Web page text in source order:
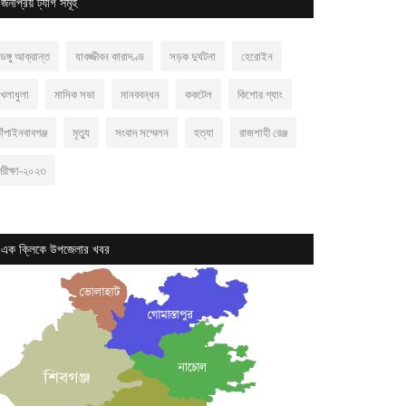
আক্রান্ত যাবজ্জীবন কারাদণ্ড সড়ক দুর্ঘটনা হেরোইন
মাসিক সভা মানববন্ধন ককটেল কিশোর গ্যাং
মৃত্যু সংবাদ সম্মেলন হত্যা রাজশাহী রেঞ্জ
২০২৩
এক ক্লিকে উপজেলার খবর